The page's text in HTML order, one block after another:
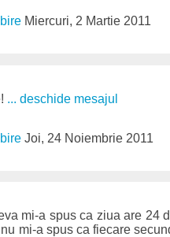
Miercuri, 2 Martie 2011
... deschide mesajul
Joi, 24 Noiembrie 2011
mi-a spus ca ziua are 24
mi-a spus ca fiecare